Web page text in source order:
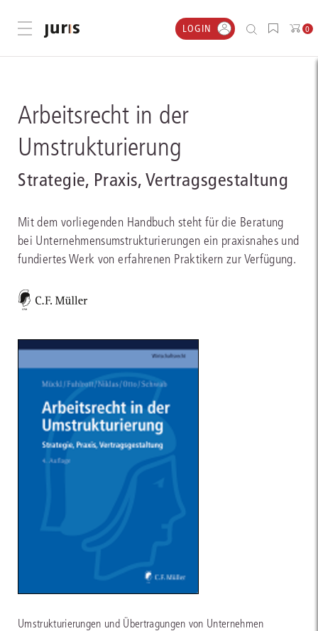
Menü öffnen LOGIN 0
Arbeitsrecht in der
Umstrukturierung
Strategie, Praxis, Vertragsgestaltung
Mit dem vorliegenden Handbuch steht für die Beratung
bei Unternehmensumstrukturierungen ein praxisnahes und
fundiertes Werk von erfahrenen Praktikern zur Verfügung.
Umstrukturierungen und Übertragungen von Unternehmen